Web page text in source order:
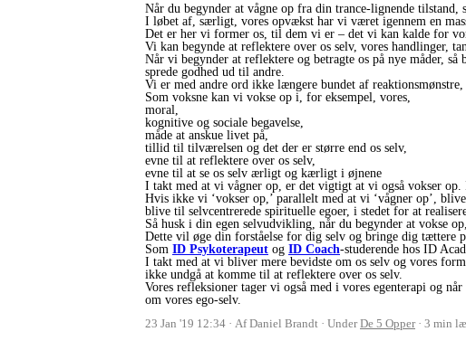
Når du begynder at vågne op fra din trance-lignende tilstand,
I løbet af, særligt, vores opvækst har vi været igennem en
Det er her vi former os, til dem vi er – det vi kan kalde for
Vi kan begynde at reflektere over os selv, vores handlinger,
Når vi begynder at reflektere og betragte os på nye måder,
sprede godhed ud til andre.
Vi er med andre ord ikke længere bundet af
Som voksne kan vi vokse op i, for eksempel, vores,
moral,
kognitive og sociale begavelse,
måde at anskue livet på,
tillid til tilværelsen og det der er større end os selv,
evne til at reflektere over os selv,
evne til at se os selv ærligt og kærligt i øjnene
I takt med at vi vågner op, er det vigtigt at vi også vokser
Hvis ikke vi ‘vokser op,’ parallelt med at vi ‘vågner op’,
blive til selvcentrerede spirituelle egoer, i stedet for at realisere
Så husk i din egen selvudvikling, når du begynder at vokse
Dette vil øge din forståelse for dig selv og bringe dig tættere
Som ID Psykoterapeut og ID Coach-studerende hos ID
I takt med at vi bliver mere bevidste om os selv og vores
ikke undgå at komme til at reflektere over os selv.
Vores refleksioner tager vi også med i vores egenterapi og
om vores ego-selv.
23 Jan '19 12:34
Af Daniel Brandt UnderDe 5 Opper 3 min